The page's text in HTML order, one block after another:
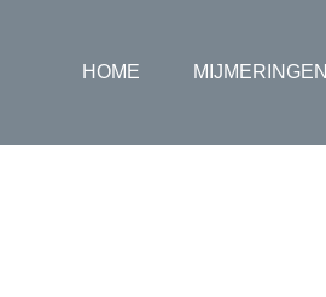
HOME MIJMERINGEN